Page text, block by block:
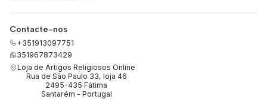
Contacte-nos
+351913097751
351967873429
Loja de Artigos Religiosos Online
Rua de São Paulo 33, loja 46
2495-435 Fátima
Santarém - Portugal